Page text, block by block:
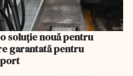
soluție nouă pentru
garantată pentru